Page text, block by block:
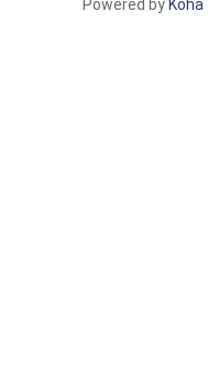
Powered by Koha